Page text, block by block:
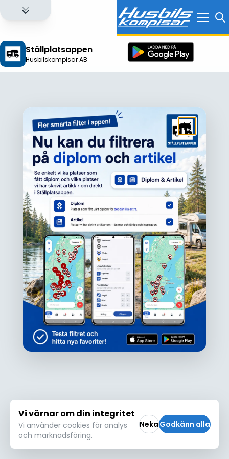
Ställplatsappen
Husbilskompisar AB
Ojdå!
Den här platsen hittades inte eller kunde
inte läsas in korrekt. Vänligen försök igen
Försök igen
Logga in för att få full tillgång till alla funktioner!
Vi värnar om din integritet
Vi använder cookies för analys
och marknadsföring.
NekaGodkänn alla